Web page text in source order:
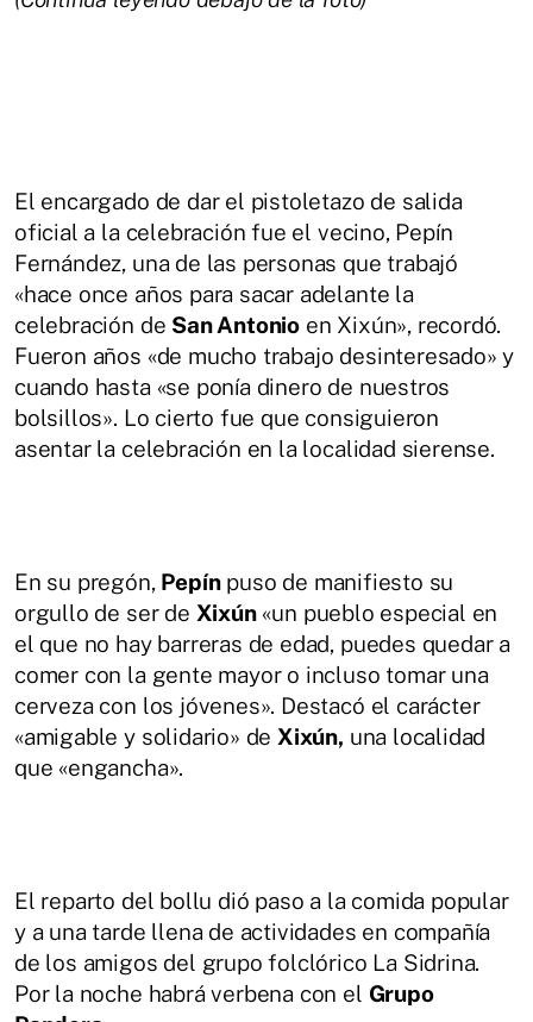
El encargado de dar el pistoletazo de salida
oficial a la celebración fue el vecino, Pepín
Fernández, una de las personas que trabajó
«hace once años para sacar adelante la
celebración de San Antonio en Xixún», recordó.
Fueron años «de mucho trabajo desinteresado» y
cuando hasta «se ponía dinero de nuestros
bolsillos». Lo cierto fue que consiguieron
asentar la celebración en la localidad sierense.
En su pregón, Pepínpuso de manifiesto su
orgullo de ser de Xixún«un pueblo especial en
el que no hay barreras de edad, puedes quedar a
comer con la gente mayor o incluso tomar una
cerveza con los jóvenes». Destacó el carácter
«amigable y solidario» de Xixún, una localidad
que «engancha».
El reparto del bollu dió paso a la comida popular
y a una tarde llena de actividades en compañía
de los amigos del grupo folclórico La Sidrina.
Por la noche habrá verbena con el Grupo